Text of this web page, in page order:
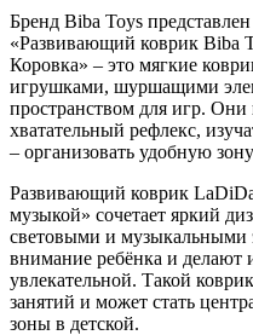
Бренд Biba Toys
«Развивающий коврик Biba
Коровка» – это мягкие
игрушками, шуршащими
пространством для игр.
хватательный рефлекс,
– организовать удобную
Развивающий коврик
музыкой» сочетает яркий
световыми и музыкальными
внимание ребёнка и делают
увлекательной. Такой
занятий и может стать
зоны в детской.